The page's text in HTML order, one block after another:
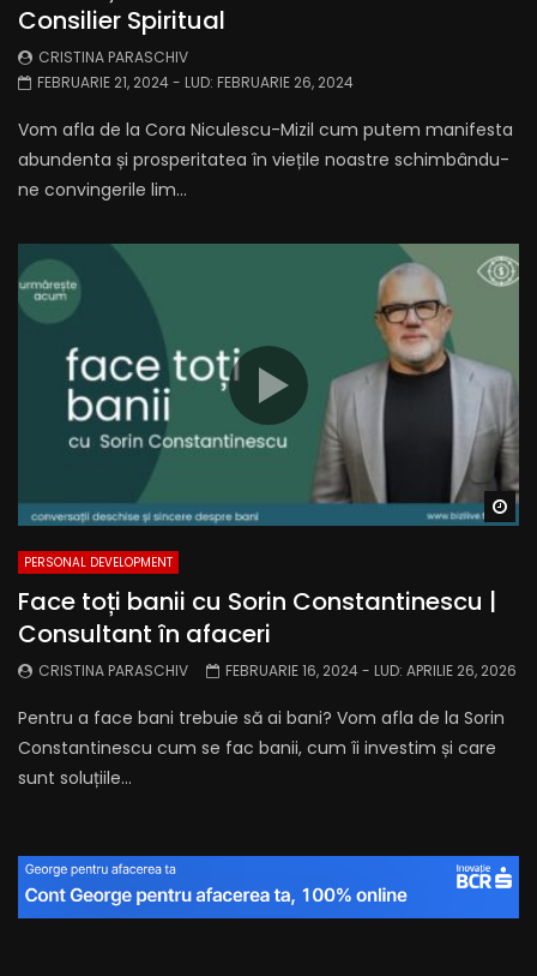
Consilier Spiritual
CRISTINA PARASCHIV
FEBRUARIE 21, 2024- LUD: FEBRUARIE 26, 2024
Vom afla de la Cora Niculescu-Mizil cum putem manifesta
abundenta și prosperitatea în viețile noastre schimbându-
ne convingerile lim...
PERSONAL DEVELOPMENT
Face toți banii cu Sorin Constantinescu |
Consultant în afaceri
CRISTINA PARASCHIV FEBRUARIE 16, 2024- LUD: APRILIE 26, 2026
Pentru a face bani trebuie să ai bani? Vom afla de la Sorin
Constantinescu cum se fac banii, cum îi investim și care
sunt soluțiile...